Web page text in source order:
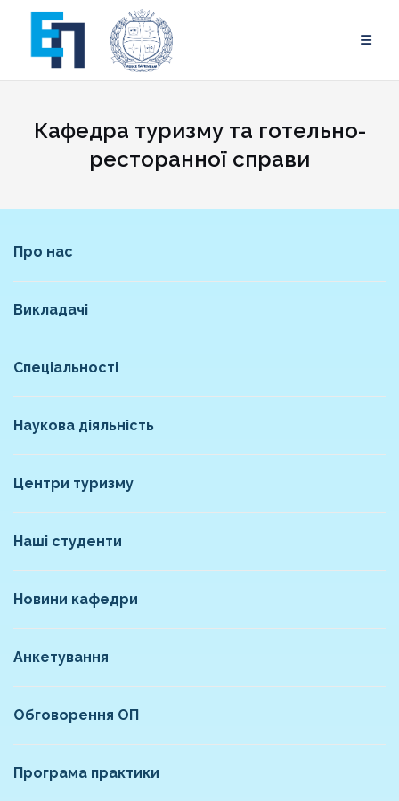
content
Кафедра туризму та готельно-
ресторанної справи
Про нас
Викладачі
Спеціальності
Наукова діяльність
Центри туризму
Наші студенти
Новини кафедри
Анкетування
Обговорення ОП
Програма практики